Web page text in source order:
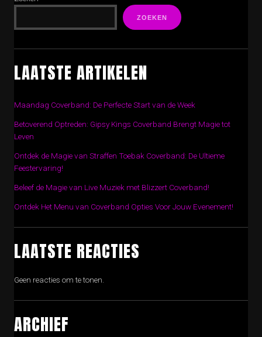
ZOEKEN
LAATSTE ARTIKELEN
Maandag Coverband: De Perfecte Start van de Week
Betoverend Optreden: Gipsy Kings Coverband Brengt Magie tot
Leven
Ontdek de Magie van Straffen Toebak Coverband: De Ultieme
Feestervaring!
Beleef de Magie van Live Muziek met Blizzert Coverband!
Ontdek Het Menu van Coverband Opties Voor Jouw Evenement!
LAATSTE REACTIES
Geen reacties om te tonen.
ARCHIEF